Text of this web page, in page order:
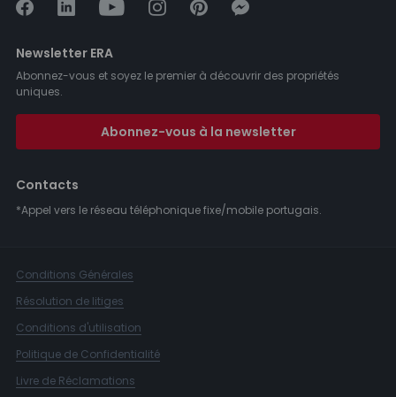
Newsletter ERA
Abonnez-vous et soyez le premier à découvrir des propriétés
uniques.
Abonnez-vous à la newsletter
Contacts
*Appel vers le réseau téléphonique fixe/mobile portugais.
Conditions Générales
Résolution de litiges
Conditions d'utilisation
Politique de Confidentialité
Livre de Réclamations